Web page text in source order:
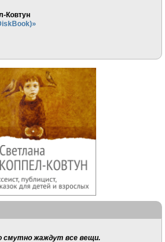
Ковтун
смутно жаждут все вещи.